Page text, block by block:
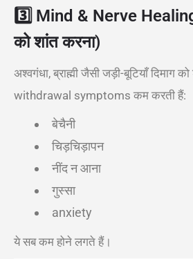
3️⃣ Mind & Nerve
को शांत करना)
अश्वगंधा, ब्राह्मी जैसी जड़ी-बूटियाँ दिमाग
withdrawal symptoms कम करती हैं:
बेचैनी
चिड़चिड़ापन
नींद न आना
गुस्सा
anxiety
ये सब कम होने लगते हैं।